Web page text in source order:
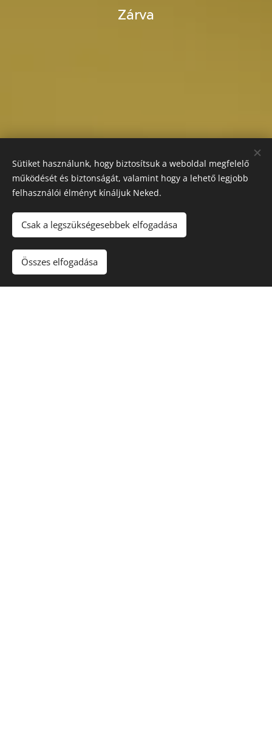
Zárva
Sütiket használunk, hogy biztosítsuk a weboldal megfelelő
működését és biztonságát, valamint hogy a lehető legjobb
felhasználói élményt kínáljuk Neked.
Csak a legszükségesebbek elfogadása
Összes elfogadása